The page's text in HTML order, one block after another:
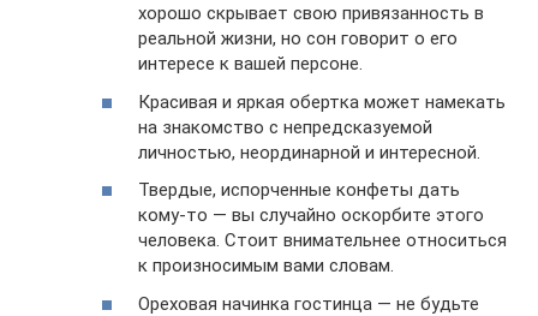
хорошо скрывает свою привязанность в
реальной жизни, но сон говорит о его
интересе к вашей персоне.
Красивая и яркая обертка может намекать
на знакомство с непредсказуемой
личностью, неординарной и интересной.
Твердые, испорченные конфеты дать
кому-то — вы случайно оскорбите этого
человека. Стоит внимательнее относиться
к произносимым вами словам.
Ореховая начинка гостинца — не будьте